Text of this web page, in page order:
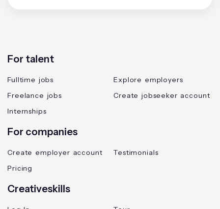
For talent
Fulltime jobs
Freelance jobs
Internships
Explore employers
Create jobseeker account
For companies
Create employer account
Pricing
Testimonials
Creativeskills